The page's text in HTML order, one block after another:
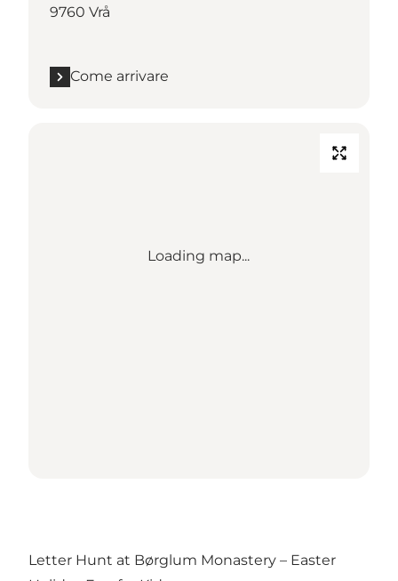
9760 Vrå
Come arrivare
Loading map...
Letter Hunt at Børglum Monastery – Easter